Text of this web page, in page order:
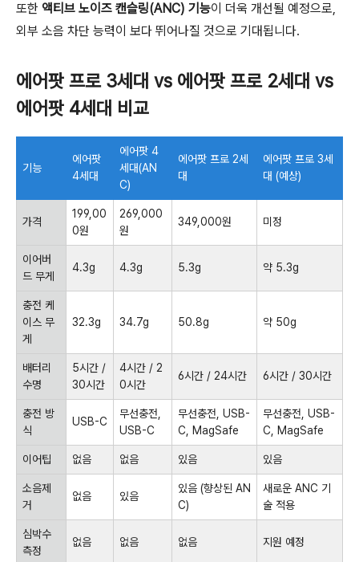
또한 액티브 노이즈 캔슬링(ANC) 기능이 더욱 개선될 예정으로,
외부 소음 차단 능력이 보다 뛰어나질 것으로 기대됩니다.
에어팟 프로 3세대 vs 에어팟 프로 2세대 vs
에어팟 4세대 비교
기능
에어팟
4세대
에어팟 4
세대(AN
C)
에어팟 프로 2세
대
에어팟 프로 3세
대 (예상)
가격
199,00
0원
269,000
원
349,000원 미정
이어버
드 무게
4.3g 4.3g 5.3g 약 5.3g
충전 케
이스 무
게
32.3g 34.7g 50.8g 약 50g
배터리
수명
5시간 /
30시간
4시간 / 2
0시간
6시간 / 24시간 6시간 / 30시간
충전 방
식
USB-C
무선충전,
USB-C
무선충전, USB-
C, MagSafe
무선충전, USB-
C, MagSafe
이어팁 없음 없음 있음 있음
소음제
거
없음 있음
있음 (향상된 AN
C)
새로운 ANC 기
술 적용
심박수
측정
없음 없음 없음 지원 예정